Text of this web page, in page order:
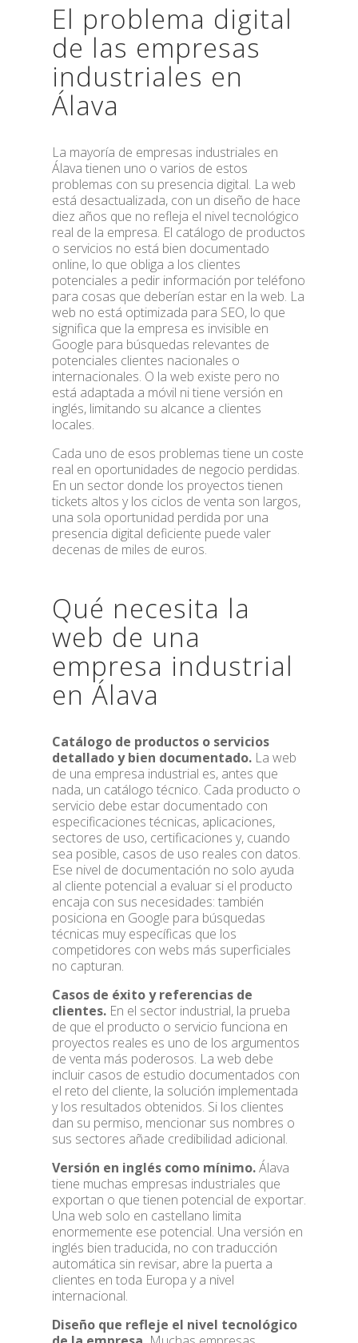
El problema digital
de las empresas
industriales en
Álava
La mayoría de empresas industriales en
Álava tienen uno o varios de estos
problemas con su presencia digital. La web
está desactualizada, con un diseño de hace
diez años que no refleja el nivel tecnológico
real de la empresa. El catálogo de productos
o servicios no está bien documentado
online, lo que obliga a los clientes
potenciales a pedir información por teléfono
para cosas que deberían estar en la web. La
web no está optimizada para SEO, lo que
significa que la empresa es invisible en
Google para búsquedas relevantes de
potenciales clientes nacionales o
internacionales. O la web existe pero no
está adaptada a móvil ni tiene versión en
inglés, limitando su alcance a clientes
locales.
Cada uno de esos problemas tiene un coste
real en oportunidades de negocio perdidas.
En un sector donde los proyectos tienen
tickets altos y los ciclos de venta son largos,
una sola oportunidad perdida por una
presencia digital deficiente puede valer
decenas de miles de euros.
Qué necesita la
web de una
empresa industrial
en Álava
Catálogo de productos o servicios
detallado y bien documentado.La web
de una empresa industrial es, antes que
nada, un catálogo técnico. Cada producto o
servicio debe estar documentado con
especificaciones técnicas, aplicaciones,
sectores de uso, certificaciones y, cuando
sea posible, casos de uso reales con datos.
Ese nivel de documentación no solo ayuda
al cliente potencial a evaluar si el producto
encaja con sus necesidades: también
posiciona en Google para búsquedas
técnicas muy específicas que los
competidores con webs más superficiales
no capturan.
Casos de éxito y referencias de
clientes.En el sector industrial, la prueba
de que el producto o servicio funciona en
proyectos reales es uno de los argumentos
de venta más poderosos. La web debe
incluir casos de estudio documentados con
el reto del cliente, la solución implementada
y los resultados obtenidos. Si los clientes
dan su permiso, mencionar sus nombres o
sus sectores añade credibilidad adicional.
Versión en inglés como mínimo.Álava
tiene muchas empresas industriales que
exportan o que tienen potencial de exportar.
Una web solo en castellano limita
enormemente ese potencial. Una versión en
inglés bien traducida, no con traducción
automática sin revisar, abre la puerta a
clientes en toda Europa y a nivel
internacional.
Diseño que refleje el nivel tecnológico